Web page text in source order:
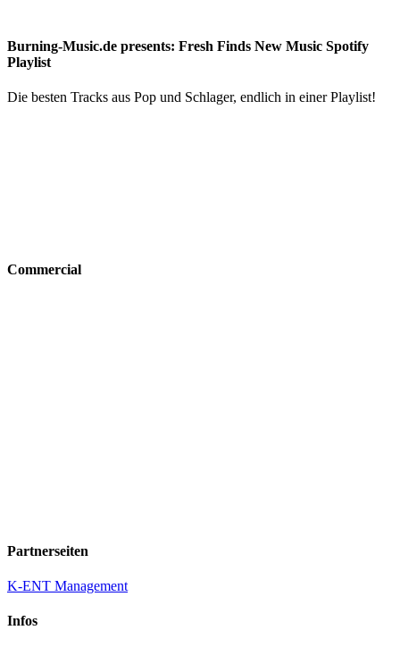
Burning-Music.de presents: Fresh Finds New Music Spotify
Playlist
Die besten Tracks aus Pop und Schlager, endlich in einer Playlist!
Commercial
Partnerseiten
K-ENT Management
Infos